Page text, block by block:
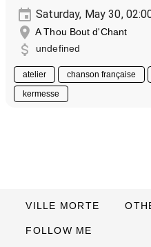
Saturday, May 30,
A Thou Bout d'Chant
undefined
atelier chanson française
kermesse
VILLE MORTE
FOLLOW ME